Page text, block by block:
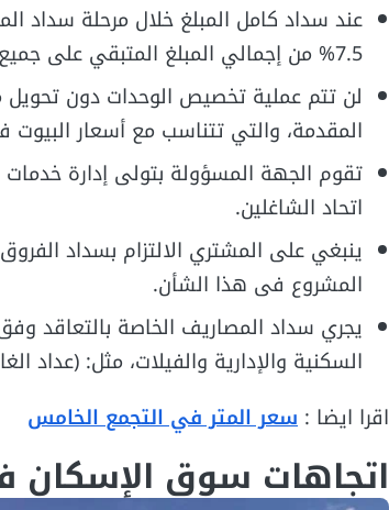
عند سداد كامل المبلغ خلال مرحلة سداد
7.5% من إجمالي المبلغ المتبقي على جميع الأقساط باستثناء القسط الأخير.
لن تتم عملية تخصيص الوحدات دون تحويل
المقدمة، والتي تتناسب مع أسعار البيوت
تقوم الجهة المسؤولة بتولى إدارة خدمات
اتحاد الشاغلين.
ينبغي على المشتري الالتزام بسداد
المشروع فى هذا الشأن.
يجري سداد المصاريف الخاصة بالتعاقد
السكنية والإدارية والفيلات، مثل: (عداد
اقرا ايضا : سعر المتر في التجمع الخامس
اتجاهات سوق